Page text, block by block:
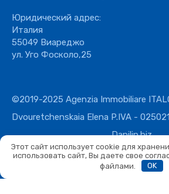
Юридический адрес:
Италия
55049 Виареджо
ул. Уго Фосколо,25
©2019-2025 Agenzia Immobiliare
Dvouretchenskaia Elena P.IVA -
Danilin.biz
Этот сайт использует cookie для
использовать сайт, Вы даете свое
файлами.
OK